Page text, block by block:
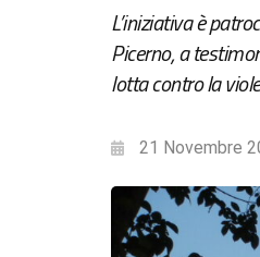
L’iniziativa è
Picerno, a
lotta contro la
21 Novembre